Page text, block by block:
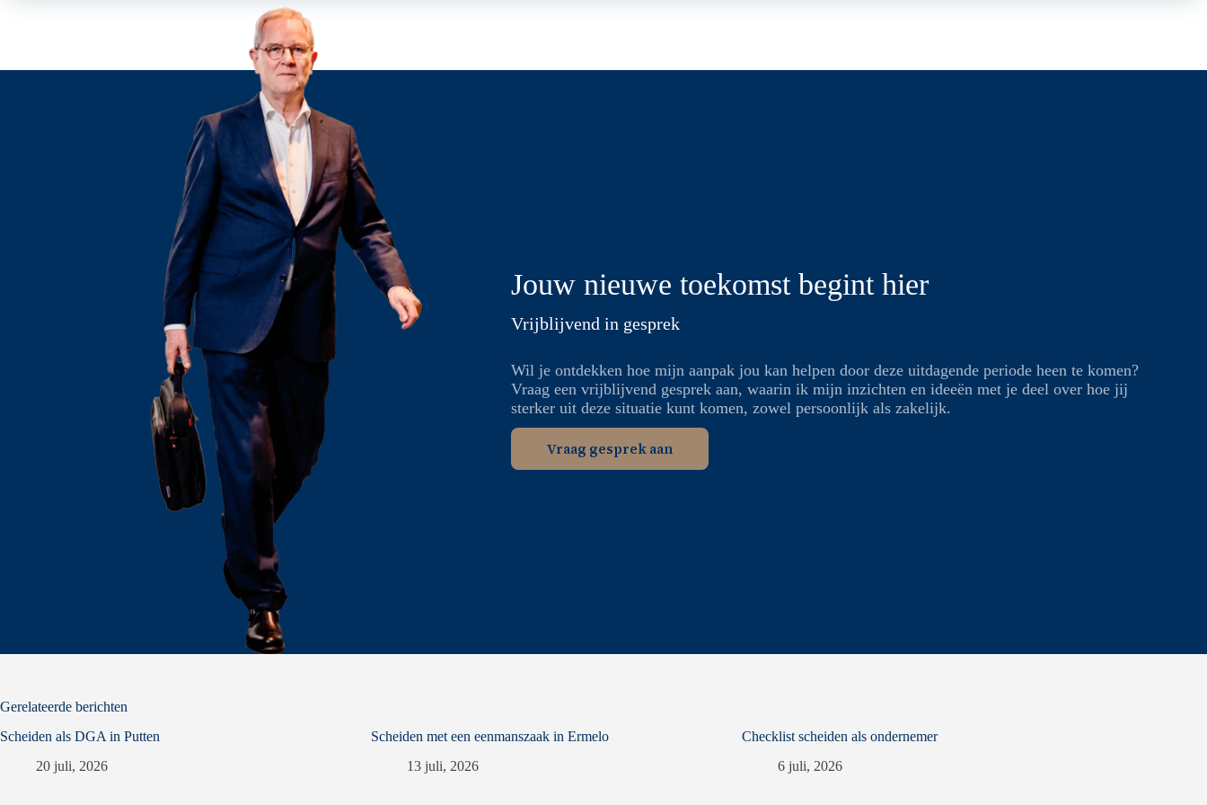
Jouw nieuwe toekomst begint hier
Vrijblijvend in gesprek
Wil je ontdekken hoe mijn aanpak jou kan helpen door deze uitdagende periode heen te komen?
Vraag een vrijblijvend gesprek aan, waarin ik mijn inzichten en ideeën met je deel over hoe jij
sterker uit deze situatie kunt komen, zowel persoonlijk als zakelijk.
Vraag gesprek aan
Gerelateerde berichten
Scheiden als DGA in Putten
20 juli, 2026
Scheiden met een eenmanszaak in Ermelo
13 juli, 2026
Checklist scheiden als ondernemer
6 juli, 2026